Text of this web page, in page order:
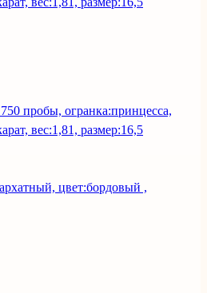
пробы, огранка:принцесса,
вес:1,81, размер:16,5